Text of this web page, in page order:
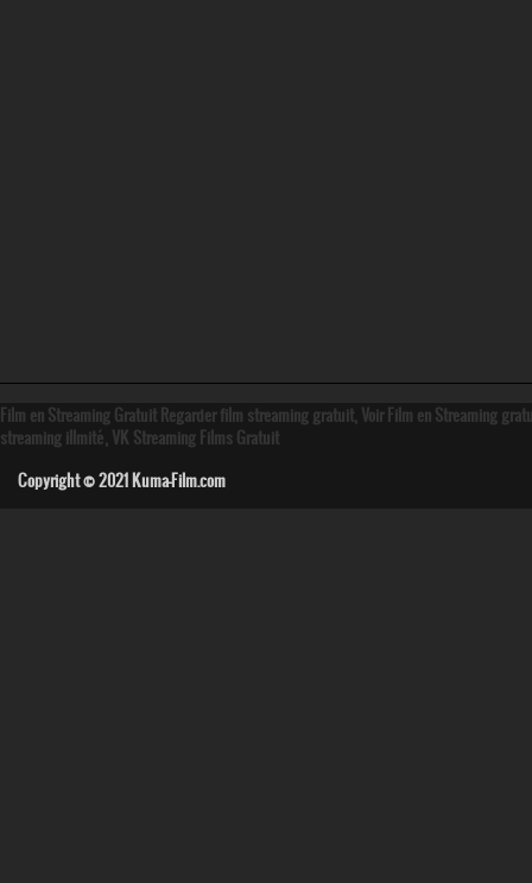
Film en Streaming Gratuit Regarder film streaming gratuit, Voir Film en Streaming
streaming illmité, VK Streaming Films Gratuit
Copyright © 2021Kuma-Film.com